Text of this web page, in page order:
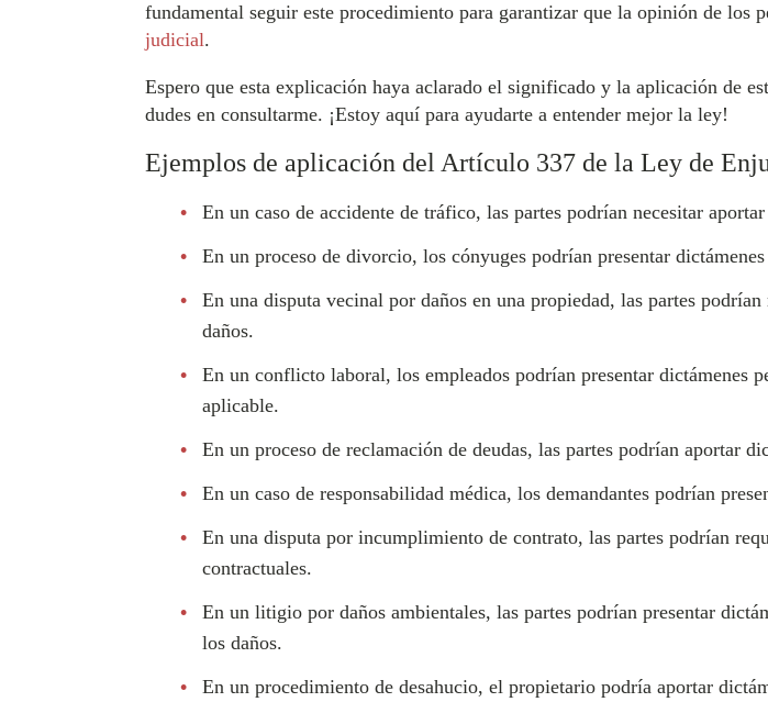
fundamental seguir este procedimiento para garantizar que la opinión de los
judicial.
Espero que esta explicación haya aclarado el significado y la aplicación de
dudes en consultarme. ¡Estoy aquí para ayudarte a entender mejor la ley!
Ejemplos de aplicación del Artículo 337 de la Ley de
En un caso de accidente de tráfico, las partes podrían necesitar
En un proceso de divorcio, los cónyuges podrían presentar
En una disputa vecinal por daños en una propiedad, las partes
daños.
En un conflicto laboral, los empleados podrían presentar dictámenes
aplicable.
En un proceso de reclamación de deudas, las partes podrían aportar
En un caso de responsabilidad médica, los demandantes podrían
En una disputa por incumplimiento de contrato, las partes podrían
contractuales.
En un litigio por daños ambientales, las partes podrían presentar
los daños.
En un procedimiento de desahucio, el propietario podría aportar